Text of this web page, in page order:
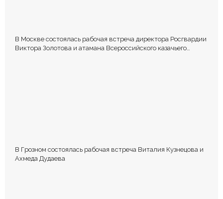
В Москве состоялась рабочая встреча директора Росгвардии
Виктора Золотова и атамана Всероссийского казачьего
В Грозном состоялась рабочая встреча Виталия Кузнецова и
Ахмеда Дудаева